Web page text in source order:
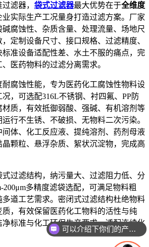
滤器， 袋式过滤器最大优势在于全维度
业实际生产工况量身打造过滤方案。厂家
腐蚀性、杂质含量、处理流量、场地尺
定制设备尺寸、接口规格、过滤精度、
准设备适配性差、水土不服的痛点，完
医药物料的过滤分离需求。
腐蚀性能，专为医药化工腐蚀性物料设
，可选配316L不锈钢、衬四氟、PP防
质，有效抵御弱酸、强碱、有机溶剂等
行不生锈、不破损、无物料二次污染。
体、化工反应液、提纯溶剂、药剂母液
颗粒、悬浮杂质、絮状沉淀物，完成高
过滤结构，纳污量大、过滤阻力低、分
200μm多精度滤袋选配，可满足物料粗
道工艺需求。密闭式过滤结构杜绝物料
，有效保留医药化工物料的活性与纯
标准与化工环保生产要求，适配连续化
可以介绍下你们的产品么